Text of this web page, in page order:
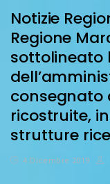
Notizie
Regione
sottolineato
consegnato
ricostruite,
strutture
4 Dicembre 2019